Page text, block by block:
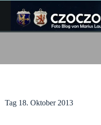
Inhalt
springen
Tag 18. Oktober 2013